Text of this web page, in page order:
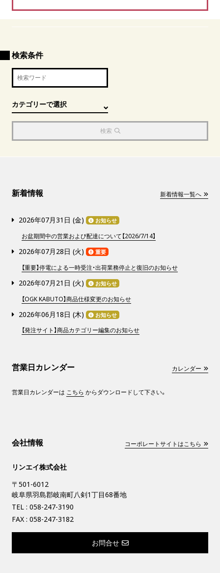
検索条件
検索
新着情報 新着情報一覧へ
2026年07月31日 (金) お知らせ
お盆期間中の営業および配達について【2026/7/14】
2026年07月28日 (火) 重要
【重要】停電による一時受注・出荷業務停止と復旧のお知らせ
2026年07月21日 (火) お知らせ
【OGK KABUTO】商品仕様変更のお知らせ
2026年06月18日 (木) お知らせ
【発注サイト】商品カテゴリー編集のお知らせ
営業日カレンダー カレンダー
営業日カレンダーは こちら からダウンロードして下さい。
会社情報 コーポレートサイトはこちら
リンエイ株式会社
〒501-6012
岐阜県羽島郡岐南町八剣1丁目68番地
TEL : 058-247-3190
FAX : 058-247-3182
お問合せ